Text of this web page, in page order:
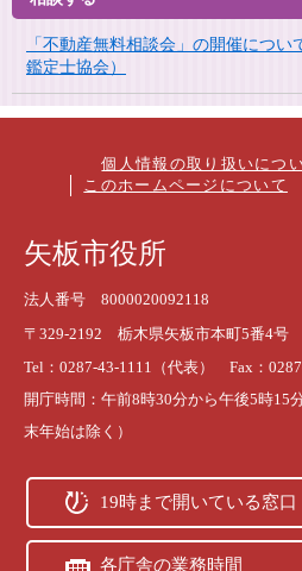
「不動産無料相談会」の開催につ
鑑定士協会）
個人情報の取り扱いにつ
このホームページについて
矢板市役所
法人番号 8000020092118
〒329-2192 栃木県矢板市本町5番4号
Tel：0287-43-1111（代表） Fax：
開庁時間：午前8時30分から午後5時15
末年始は除く）
19時まで開いている窓口
各庁舎の業務時間